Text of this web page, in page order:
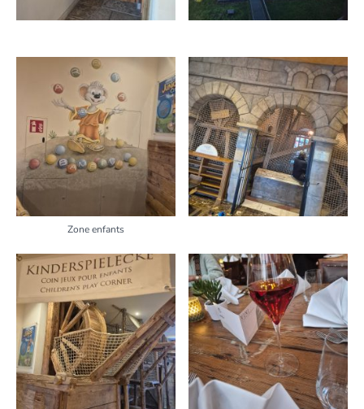
Zone enfants